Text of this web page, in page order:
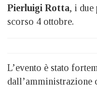
Pierluigi Rotta, i
scorso 4 ottobre.
L’evento è stato
dall’amministrazione